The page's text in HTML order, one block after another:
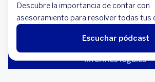
Descubre la importancia de contar con
asesoramiento para resolver todas tus
Escuchar pódcast
Aviso legal
Cookies
Informes legales
Servicios de pago